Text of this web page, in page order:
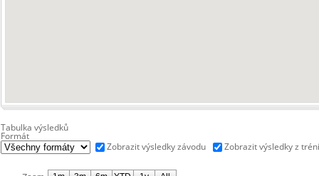
Tabulka výsledků
Formát
Zobrazit výsledky závodu
Zobrazit výsledky z